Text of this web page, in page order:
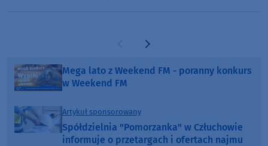
Poprzednia strona
Następna strona
Mega lato z Weekend FM - poranny konkurs
w Weekend FM
Artykuł sponsorowany
Spółdzielnia "Pomorzanka" w Człuchowie
informuje o przetargach i ofertach najmu